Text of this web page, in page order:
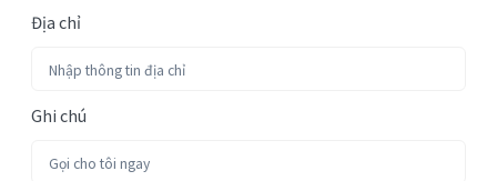
Địa chỉ
Ghi chú